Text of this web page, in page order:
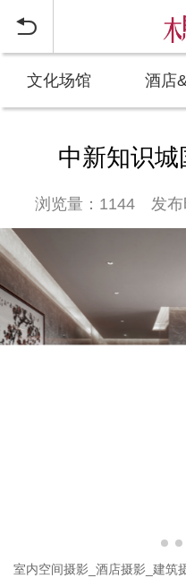

文化场馆 酒店
中新知识
浏览量：1144 发
室内空间摄影_酒店摄影_建筑